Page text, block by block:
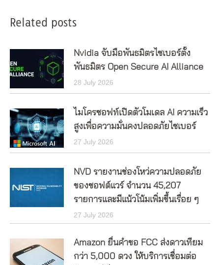
Related posts
Nvidia จับมือพันธมิตรไซเบอร์ตั้ง
พันธมิตร Open Secure AI Alliance
28 July 2026
ไมโครซอฟท์เปิดตัวโมเดล AI ความเร็ว
สูงเพื่อความมั่นคงปลอดภัยไซเบอร์
27 July 2026
NVD รายงานช่องโหว่ความปลอดภัย
ของซอฟต์แวร์ จำนวน 45,207
รายการและมีแน้วโน้มเพิ่มขึ้นเรื่อย ๆ
27 July 2026
Amazon ยื่นคำขอ FCC ส่งดาวเทียม
กว่า 5,000 ดวง ให้บริการเชื่อมต่อ